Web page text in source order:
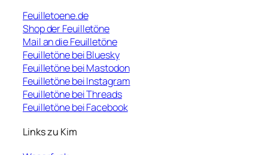
Feuilletoene.de
Shop der Feuilletöne
Mail an die Feuilletöne
Feuilletöne bei Bluesky
Feuilletöne bei Mastodon
Feuilletöne bei Instagram
Feuilletöne bei Threads
Feuilletöne bei Facebook
Links zu Kim